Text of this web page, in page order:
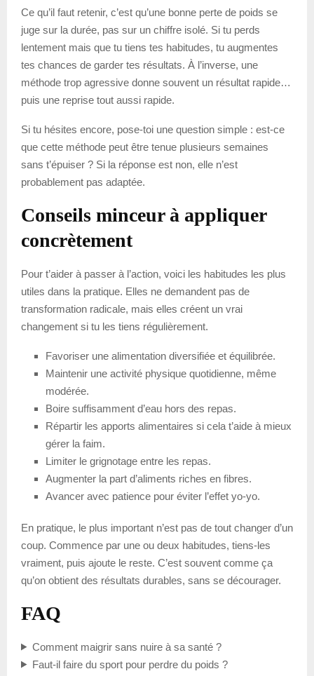
Ce qu’il faut retenir, c’est qu’une bonne perte de poids se
juge sur la durée, pas sur un chiffre isolé. Si tu perds
lentement mais que tu tiens tes habitudes, tu augmentes
tes chances de garder tes résultats. À l’inverse, une
méthode trop agressive donne souvent un résultat rapide…
puis une reprise tout aussi rapide.
Si tu hésites encore, pose-toi une question simple : est-ce
que cette méthode peut être tenue plusieurs semaines
sans t’épuiser ? Si la réponse est non, elle n’est
probablement pas adaptée.
Conseils minceur à appliquer
concrètement
Pour t’aider à passer à l’action, voici les habitudes les plus
utiles dans la pratique. Elles ne demandent pas de
transformation radicale, mais elles créent un vrai
changement si tu les tiens régulièrement.
Favoriser une alimentation diversifiée et équilibrée.
Maintenir une activité physique quotidienne, même
modérée.
Boire suffisamment d’eau hors des repas.
Répartir les apports alimentaires si cela t’aide à mieux
gérer la faim.
Limiter le grignotage entre les repas.
Augmenter la part d’aliments riches en fibres.
Avancer avec patience pour éviter l’effet yo-yo.
En pratique, le plus important n’est pas de tout changer d’un
coup. Commence par une ou deux habitudes, tiens-les
vraiment, puis ajoute le reste. C’est souvent comme ça
qu’on obtient des résultats durables, sans se décourager.
FAQ
Comment maigrir sans nuire à sa santé ?
Faut-il faire du sport pour perdre du poids ?